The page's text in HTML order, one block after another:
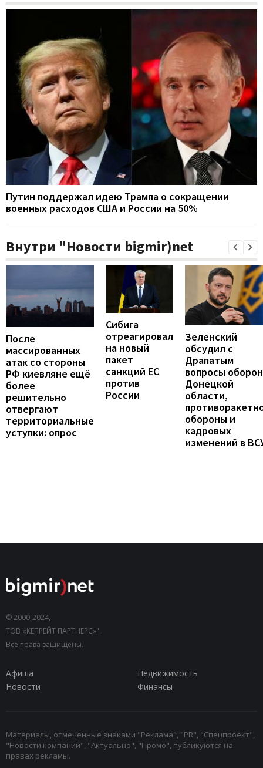
Путин поддержал идею Трампа о сокращении
военных расходов США и России на 50%
Внутри "Новости bigmir)net
После
массированных
атак со стороны
РФ киевляне ещё
более
решительно
отвергают
территориальные
уступки: опрос
Сибига
отреагировал
на новый
пакет
санкций ЕС
против
России
Зеленский
обсудил с
Драпатым
вопросы
Донецкой
области,
обороны и
кадровых
изменений в
© 2000-2024,
ТОВ «КЕПРЕЙТ ПАРТНЕРС»".
Все права защищены.
Афиша
Недвижимость
Новости
Финансы
Материалы, отмеченные знаками "Реклама", "PR", "Спецпроект",
"Новости компаний", "Актуально", "Промо", публикуются на
правах рекламы.